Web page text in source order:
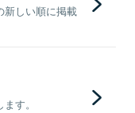
新しい順に掲載
す。